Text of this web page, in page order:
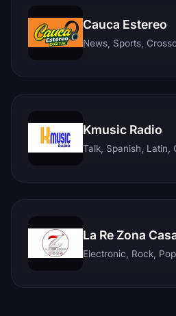
Cauca Estereo
News, Sports,
Kmusic Radio
Talk, Spanish, Latin,
La Re Zona